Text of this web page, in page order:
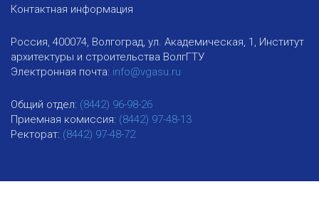
Контактная информация
Россия, 400074, Волгоград, ул. Академическая, 1, Институт
архитектуры и строительства ВолгГТУ
Электронная почта: info@vgasu.ru
Общий отдел: (8442) 96-98-26
Приемная комиссия: (8442) 97-48-13
Ректорат: (8442) 97-48-72